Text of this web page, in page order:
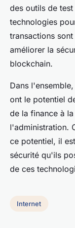
des outils de
technologies
transactions
améliorer la
blockchain.
Dans
ont le potentiel
de la finance à
l'administration.
ce potentiel, il
sécurité qu'ils
de ces
Internet